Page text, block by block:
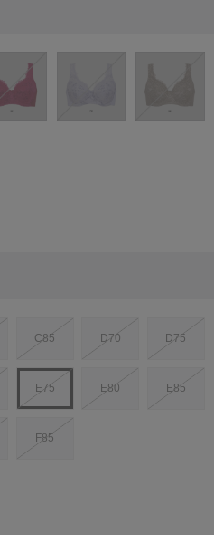
C85 D70 D75
E75 E80 E85
F85